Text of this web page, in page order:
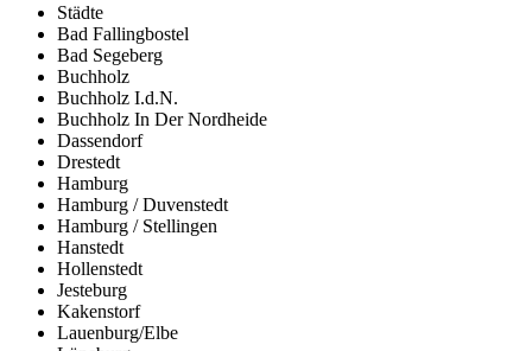
Städte
Bad Fallingbostel
Bad Segeberg
Buchholz
Buchholz I.d.N.
Buchholz In Der Nordheide
Dassendorf
Drestedt
Hamburg
Hamburg / Duvenstedt
Hamburg / Stellingen
Hanstedt
Hollenstedt
Jesteburg
Kakenstorf
Lauenburg/Elbe